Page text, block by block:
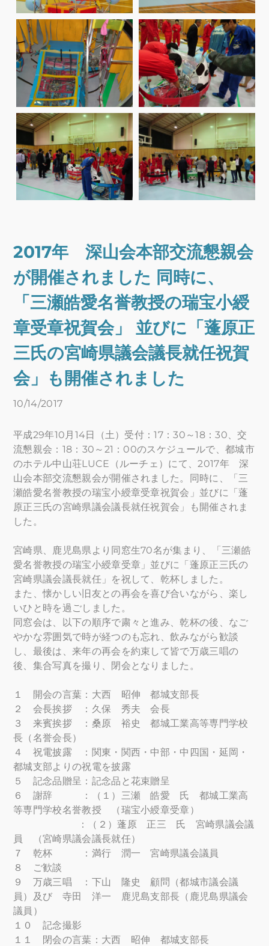
2017年 深山会本部交流懇親会
が開催されました 同時に、
「三瀬皓愛名誉教授の瑞宝小綬
章受章祝賀会」 並びに「蓬原正
三氏の宮崎県議会議長就任祝賀
会」も開催されました
10/14/2017
平成29年10月14日（土）受付：17：30～18：30、交
流懇親会：18：30～21：00のスケジュールで、都城市
のホテル中山荘LUCE（ルーチェ）にて、2017年 深
山会本部交流懇親会が開催されました。同時に、「三
瀬皓愛名誉教授の瑞宝小綬章受章祝賀会」並びに「蓬
原正三氏の宮崎県議会議長就任祝賀会」も開催されま
した。
宮崎県、鹿児島県より同窓生70名が集まり、「三瀬皓
愛名誉教授の瑞宝小綬章受章」並びに「蓬原正三氏の
宮崎県議会議長就任」を祝して、乾杯しました。
また、懐かしい旧友との再会を喜び合いながら、楽し
いひと時を過ごしました。
同窓会は、以下の順序で粛々と進み、乾杯の後、なご
やかな雰囲気で時が経つのも忘れ、飲みながら歓談
し、最後は、来年の再会を約束して皆で万歳三唱の
後、集合写真を撮り、閉会となりました。
１ 開会の言葉：大西 昭伸 都城支部長
２ 会長挨拶 ：久保 秀夫 会長
３ 来賓挨拶 ：桑原 裕史 都城工業高等専門学校
長（名誉会長）
４ 祝電披露 ：関東・関西・中部・中四国・延岡・
都城支部よりの祝電を披露
５ 記念品贈呈：記念品と花束贈呈
６ 謝辞 ：（１）三瀬 皓愛 氏 都城工業高
等専門学校名誉教授 （瑞宝小綬章受章）
：（２）蓬原 正三 氏 宮崎県議会議
員 （宮崎県議会議長就任）
７ 乾杯 ：満行 潤一 宮崎県議会議員
８ ご歓談
９ 万歳三唱 ：下山 隆史 顧問（都城市議会議
員）及び 寺田 洋一 鹿児島支部長（鹿児島県議会
議員）
１０ 記念撮影
１１ 閉会の言葉：大西 昭伸 都城支部長